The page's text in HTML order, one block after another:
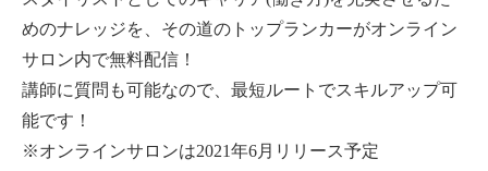
めのナレッジを、その道のトップランカーがオンライン
サロン内で無料配信！
講師に質問も可能なので、最短ルートでスキルアップ可
能です！
※オンラインサロンは2021年6月リリース予定